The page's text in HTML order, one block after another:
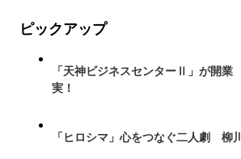
ピックアップ
「天神ビジネスセンターⅡ」が開
実！
「ヒロシマ」心をつなぐ二人劇 柳